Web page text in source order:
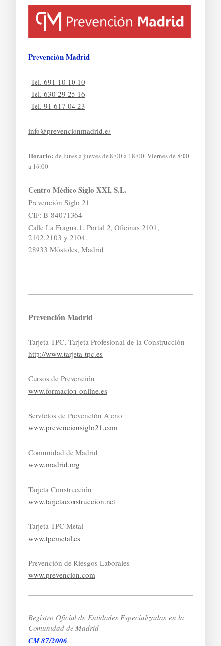
Prevención Madrid
Tel. 691 10 10 10
Tel. 630 29 25 16
Tel. 91 617 04 23
info@prevencionmadrid.es
Horario: de lunes a jueves de 8:00 a 18:00. Viernes de 8:00
a 16:00
Centro Médico Siglo XXI, S.L.
Prevención Siglo 21
CIF: B-84071364
Calle La Fragua,1, Portal 2, Oficinas 2101,
2102,2103 y 2104.
28933 Móstoles, Madrid
Prevención Madrid
Tarjeta TPC, Tarjeta Profesional de la Construcción
http://www.tarjeta-tpc.es
Cursos de Prevención
www.formacion-online.es
Servicios de Prevención Ajeno
www.prevencionsiglo21.com
Comunidad de Madrid
www.madrid.org
Tarjeta Construcción
www.tarjetaconstruccion.net
Tarjeta TPC Metal
www.tpcmetal.es
Prevención de Riesgos Laborales
www.prevencion.com
Registro Oficial de Entidades Especializadas en la
Comunidad de Madrid
CM 87/2006.